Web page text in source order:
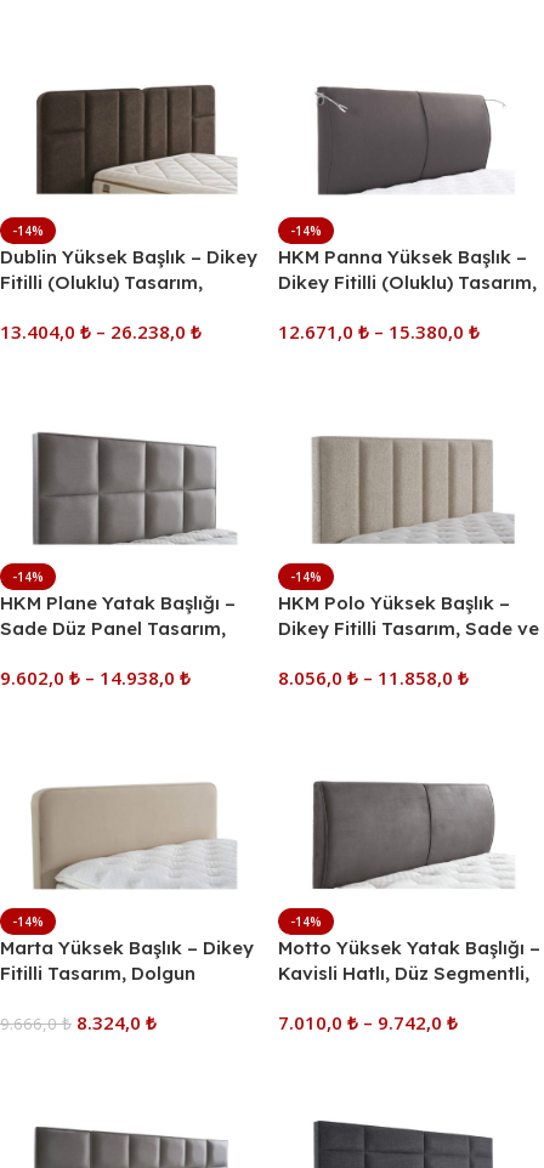
-14%
Dublin Yüksek Başlık – Dikey
Fitilli (Oluklu) Tasarım,
13.404,0 ₺ – 26.238,0 ₺
-14%
HKM Panna Yüksek Başlık –
Dikey Fitilli (Oluklu) Tasarım,
12.671,0 ₺ – 15.380,0 ₺
-14%
HKM Plane Yatak Başlığı –
Sade Düz Panel Tasarım,
Seçenekleri
9.602,0 ₺ – 14.938,0 ₺
-14%
HKM Polo Yüksek Başlık –
Dikey Fitilli Tasarım, Sade ve
Seçenekleri
8.056,0 ₺ – 11.858,0 ₺
-14%
Marta Yüksek Başlık – Dikey
Fitilli Tasarım, Dolgun
9.666,0₺ 8.324,0 ₺
-14%
Motto Yüksek Yatak Başlığı –
Kavisli Hatlı, Düz Segmentli,
7.010,0 ₺ – 9.742,0 ₺